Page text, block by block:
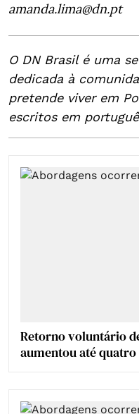
amanda.lima@dn.pt
O DN Brasil é uma
dedicada à
pretende viver em
escritos em
Retorno voluntário
aumentou até